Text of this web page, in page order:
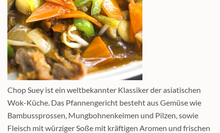
Chop Suey ist ein weltbekannter Klassiker der asiatischen
Wok-Küche. Das Pfannengericht besteht aus Gemüse wie
Bambussprossen, Mungbohnenkeimen und Pilzen, sowie
Fleisch mit würziger Soße mit kräftigen Aromen und frischen